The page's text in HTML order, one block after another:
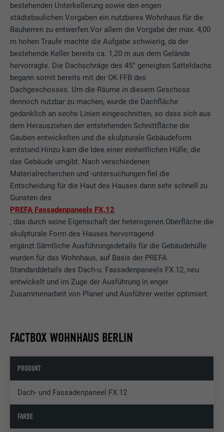
bestehenden Unterkellerung sowie den engen
städtebaulichen Vorgaben ein nutzbares Wohnhaus für die
Bauherren zu entwerfen.Vor allem die Vorgabe der max. 4,00
m hohen Traufe machte die Aufgabe schwierig, da der
bestehende Keller bereits ca. 1,20 m aus dem Gelände
hervorragte. Die Dachschräge des 45° geneigten Satteldachs
begann somit bereits mit der OK FFB des
Dachgeschosses. Um die Räume in diesem Geschoss
dennoch nutzbar zu machen, wurde die Dachfläche
gedanklich an sechs Linien eingeschnitten, so dass sich aus
dem Herausziehen der entstehenden Schnittfläche die
Gauben entwickelten und die skulpturale Gebäudeform
entstand.Hinzu kam die Idee einer einheitlichen Hülle, die
das Gebäude umgibt. Nach verschiedenen
Materialrecherchen und -untersuchungen fiel die
Entscheidung für die Haut des Hauses dann sehr schnell zu
Gunsten des
PREFA Fassadenpaneels FX.12
, das durch seine Eigenschaft der heterogenen Oberfläche die
skulpturale Form des Hauses hervorragend
ergänzt.Sämtliche Ausführungsdetails für die Gebäudehülle
wurden für das Wohnhaus, auf Basis der PREFA
Standarddetails des Dach-u. Fassadenpaneels FX.12, neu
entwickelt und im Zuge der Ausführung in enger
Zusammenarbeit von Planer und Ausführer weiter optimiert.
FACTBOX WOHNHAUS BERLIN
PRODUKT
Dach- und Fassadenpaneel FX.12
FARBE